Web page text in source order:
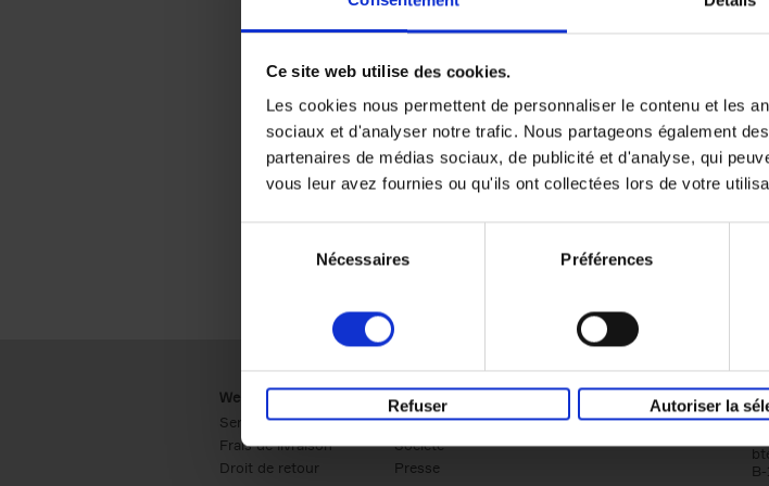
Ce site web utilise des cookies.
Les cookies nous permettent de personnaliser le contenu et les
sociaux et d'analyser notre trafic. Nous partageons également
partenaires de médias sociaux, de publicité et d'analyse, qui
vous leur avez fournies ou qu'ils ont collectées lors de votre
Nécessaires Préférences
Refuser Autoriser la
Planning to
Clo Willaerts
Couverture souple
Webshop
Service clients
Frais de livraison
Droit de retour
Business
Ventes
Société
Presse
Société
Qui sommes-nous?